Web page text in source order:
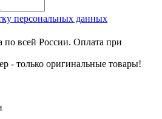
персональных данных
по всей России. Оплата при
- только оригинальные товары!